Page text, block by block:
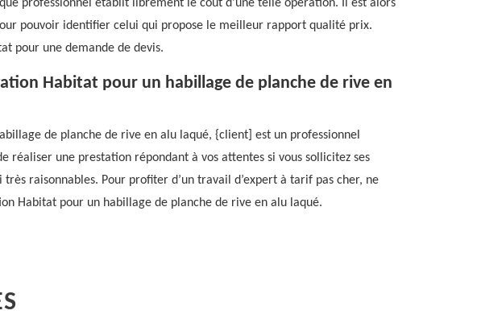
professionnel établit librement le coût d’une telle opération. Il est alors
pouvoir identifier celui qui propose le meilleur rapport qualité prix.
pour une demande de devis.
Habitat pour un habillage de planche de rive en
de planche de rive en alu laqué, {client] est un professionnel
réaliser une prestation répondant à vos attentes si vous sollicitez ses
très raisonnables. Pour profiter d’un travail d’expert à tarif pas cher, ne
Habitat pour un habillage de planche de rive en alu laqué.